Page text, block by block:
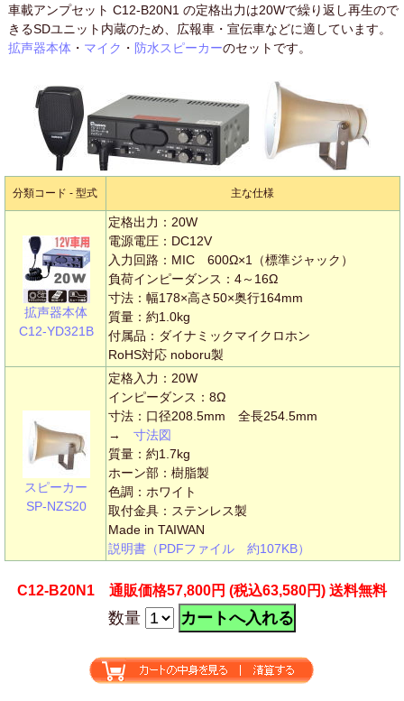
車載アンプセット C12-B20N1 の定格出力は20Wで繰り返し再生ので
きるSDユニット内蔵のため、広報車・宣伝車などに適しています。
拡声器本体・ マイク ・ 防水スピーカーのセットです。
分類コード - 型式 主な仕様
拡声器本体
C12-YD321B
定格出力：20W
電源電圧：DC12V
入力回路：MIC 600Ω×1（標準ジャック）
負荷インピーダンス：4～16Ω
寸法：幅178×高さ50×奥行164mm
質量：約1.0kg
付属品：ダイナミックマイクロホン
RoHS対応 noboru製
スピーカー
SP-NZS20
定格入力：20W
インピーダンス：8Ω
寸法：口径208.5mm 全長254.5mm
→ 寸法図
質量：約1.7kg
ホーン部：樹脂製
色調：ホワイト
取付金具：ステンレス製
Made in TAIWAN
説明書（PDFファイル 約107KB）
C12-B20N1 通販価格57,800円 (税込63,580円) 送料無料
数量